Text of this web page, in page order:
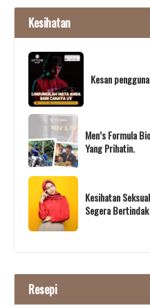
Kesihatan
Kesan
Men’s Formula
Yang Prihatin.
Kesihatan
Segera
Resepi